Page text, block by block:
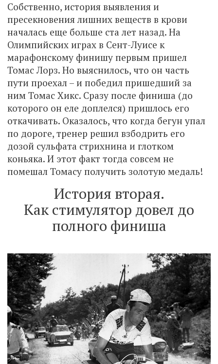
Собственно, история выявления и
пресекновения лишних веществ в крови
началась еще больше ста лет назад. На
Олимпийских играх в Сент-Луисе к
марафонскому финишу первым пришел
Томас Лорз. Но выяснилось, что он часть
пути проехал – и победил пришедший за
ним Томас Хикс. Сразу после финиша (до
которого он еле доплелся) пришлось его
откачивать. Оказалось, что когда бегун упал
по дороге, тренер решил взбодрить его
дозой сульфата стрихнина и глотком
коньяка. И этот факт тогда совсем не
помешал Томасу получить золотую медаль!
История вторая.
Как стимулятор довел до
полного финиша